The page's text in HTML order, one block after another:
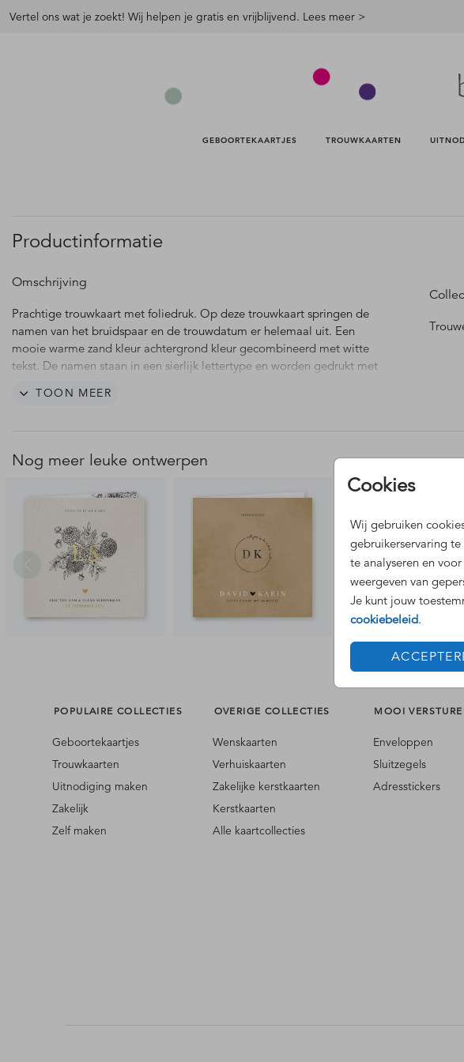
Vertel ons wat je zoekt! Wij helpen je gratis en vrijblijvend. Lees meer >
GEBOORTEKAARTJES TROUWKAARTEN
Cookies
Wij gebruiken
gebruikerservaring
te analyseren en
weergeven van
Je kunt jouw
cookiebeleid.
Productinformatie
Omschrijving
Prachtige trouwkaart met foliedruk. Op deze trouwkaart springen de
namen van het bruidspaar en de trouwdatum er helemaal uit. Een
mooie warme zand kleur achtergrond kleur gecombineerd met witte
tekst. De namen staan in een sierlijk lettertype en worden gedrukt met
deze kaart ook een vintage uitstraling. Ook mogelijk met koperfolie,
TOON MEER
Nog meer leuke ontwerpen
POPULAIRE COLLECTIES
Geboortekaartjes
Trouwkaarten
Uitnodiging maken
Zakelijk
Zelf maken
OVERIGE COLLECTIES
Wenskaarten
Verhuiskaarten
Zakelijke kerstkaarten
Kerstkaarten
Alle kaartcollecties
MOOI
Enveloppen
Sluitzegels
Adresstickers